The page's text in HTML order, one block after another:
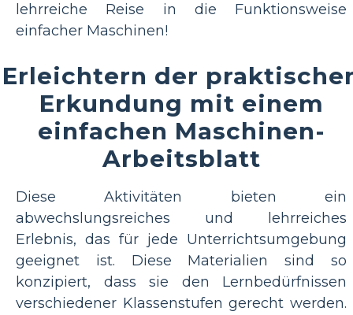
lehrreiche Reise in die Funktionsweise
einfacher Maschinen!
Erleichtern der
Erkundung mit einem
einfachen Maschinen-
Arbeitsblatt
Diese Aktivitäten bieten ein
abwechslungsreiches und lehrreiches
Erlebnis, das für jede Unterrichtsumgebung
geeignet ist. Diese Materialien sind so
konzipiert, dass sie den Lernbedürfnissen
verschiedener Klassenstufen gerecht werden.